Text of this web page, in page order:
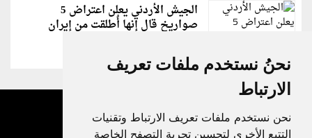
نحنُ نستخدم ملفات تعريف
الارتباط
نحن نستخدم ملفات تعريف الارتباط وتقنيات
التتبع الأخرى لتحسين تجربة التصفح الخاصة
الجيش الأردني يعلن اعتراض 5
صواريخ قال إنها أُطلقت من إيران